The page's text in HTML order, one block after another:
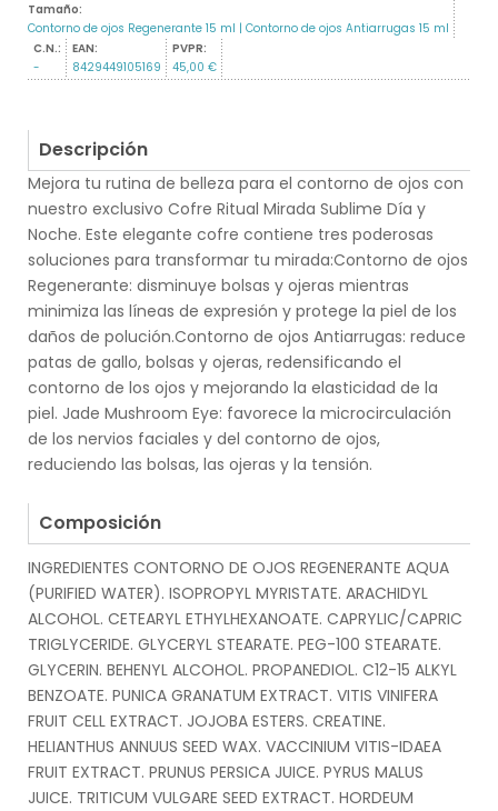
Tamaño:
Contorno de ojos Regenerante 15 ml | Contorno de ojos Antiarrugas 15 ml
C.N.:
-
EAN:
8429449105169
PVPR:
45,00 €
Descripción
Mejora tu rutina de belleza para el contorno de ojos con
nuestro exclusivo Cofre Ritual Mirada Sublime Día y
Noche. Este elegante cofre contiene tres poderosas
soluciones para transformar tu mirada:Contorno de ojos
Regenerante: disminuye bolsas y ojeras mientras
minimiza las líneas de expresión y protege la piel de los
daños de polución.Contorno de ojos Antiarrugas: reduce
patas de gallo, bolsas y ojeras, redensificando el
contorno de los ojos y mejorando la elasticidad de la
piel. Jade Mushroom Eye: favorece la microcirculación
de los nervios faciales y del contorno de ojos,
reduciendo las bolsas, las ojeras y la tensión.
Composición
INGREDIENTES CONTORNO DE OJOS REGENERANTE AQUA
(PURIFIED WATER). ISOPROPYL MYRISTATE. ARACHIDYL
ALCOHOL. CETEARYL ETHYLHEXANOATE. CAPRYLIC/CAPRIC
TRIGLYCERIDE. GLYCERYL STEARATE. PEG-100 STEARATE.
GLYCERIN. BEHENYL ALCOHOL. PROPANEDIOL. C12-15 ALKYL
BENZOATE. PUNICA GRANATUM EXTRACT. VITIS VINIFERA
FRUIT CELL EXTRACT. JOJOBA ESTERS. CREATINE.
HELIANTHUS ANNUUS SEED WAX. VACCINIUM VITIS-IDAEA
FRUIT EXTRACT. PRUNUS PERSICA JUICE. PYRUS MALUS
JUICE. TRITICUM VULGARE SEED EXTRACT. HORDEUM